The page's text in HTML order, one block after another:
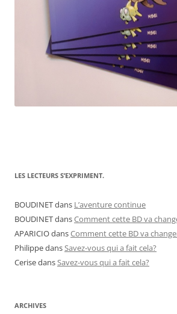
LES LECTEURS S’EXPRIMENT.
BOUDINETdans L’aventure continue
BOUDINETdansComment cette BD va
APARICIOdansComment cette BD va
PhilippedansSavez-vous qui a fait cela?
CerisedansSavez-vous qui a fait cela?
ARCHIVES